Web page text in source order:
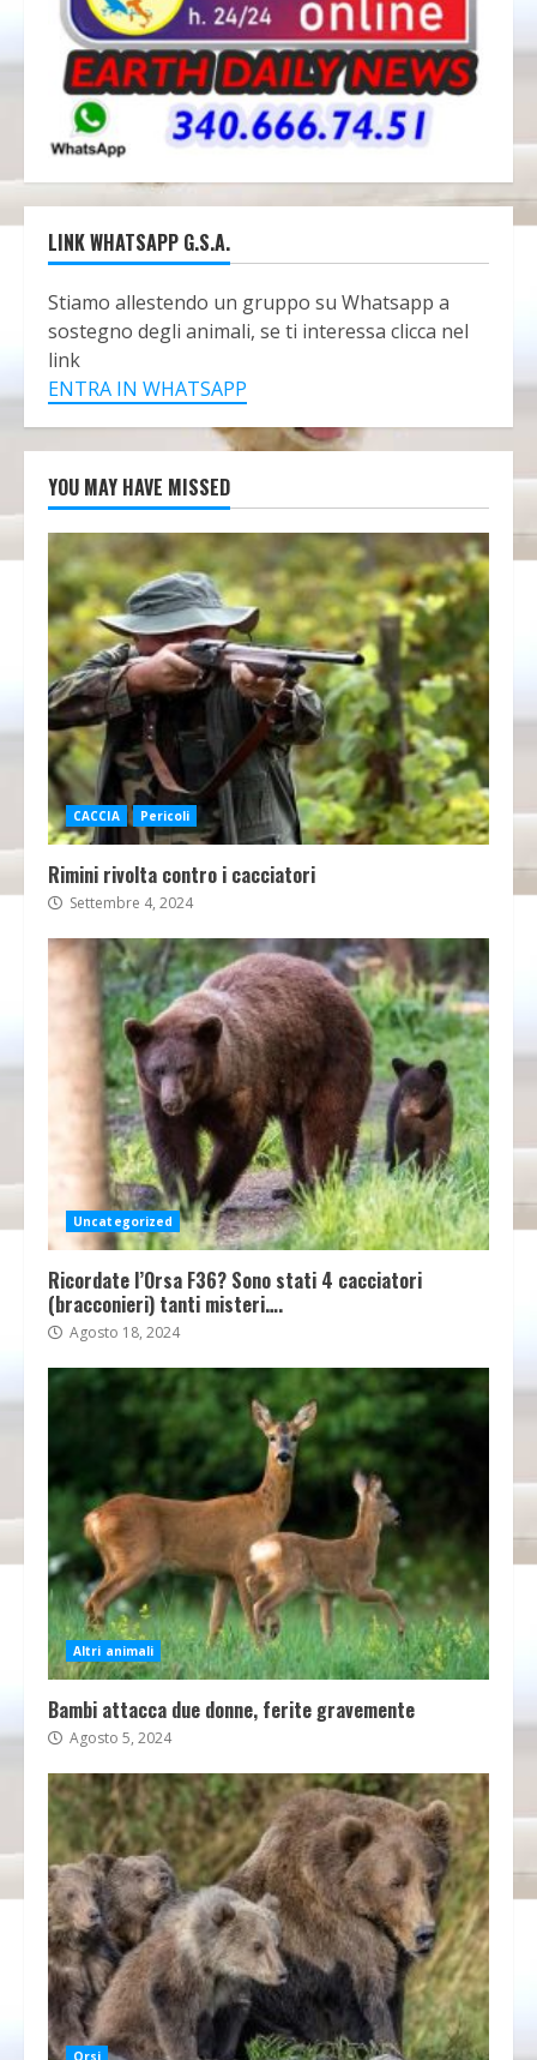
LINK WHATSAPP G.S.A.
Stiamo allestendo un gruppo su Whatsapp a
sostegno degli animali, se ti interessa clicca nel
link
ENTRA IN WHATSAPP
YOU MAY HAVE MISSED
CACCIA Pericoli
Rimini rivolta contro i cacciatori
Settembre 4, 2024
Uncategorized
Ricordate l’Orsa F36? Sono stati 4 cacciatori
(bracconieri) tanti misteri….
Agosto 18, 2024
Altri animali
Bambi attacca due donne, ferite gravemente
Agosto 5, 2024
Orsi